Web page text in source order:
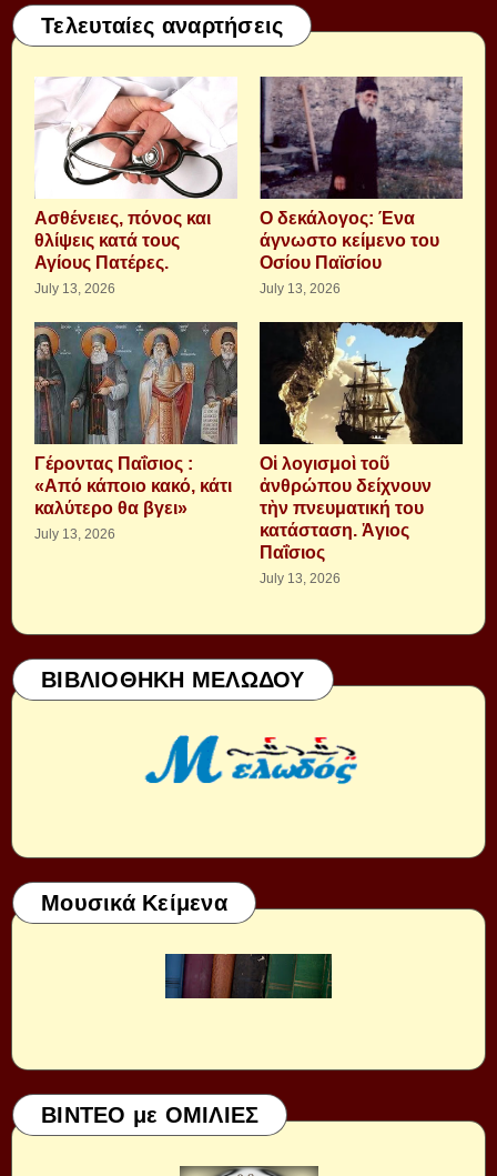
Τελευταίες αναρτήσεις
Aσθένειες, πόνος και
θλίψεις κατά τους
Αγίους Πατέρες.
July 13, 2026
Ο δεκάλογος: Ένα
άγνωστο κείμενο του
Οσίου Παϊσίου
July 13, 2026
Γέροντας Παΐσιος :
«Από κάποιο κακό, κάτι
καλύτερο θα βγει»
July 13, 2026
Οἱ λογισμοὶ τοῦ
ἀνθρώπου δείχνουν
τὴν πνευματική του
κατάσταση. Ἁγιος
Παΐσιος
July 13, 2026
ΒΙΒΛΙΟΘΗΚΗ ΜΕΛΩΔΟΥ
Μουσικά Κείμενα
ΒΙΝΤΕΟ με ΟΜΙΛΙΕΣ